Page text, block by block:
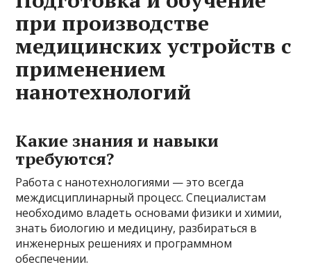
при производстве
медицинских устройств с
применением
нанотехнологий
Какие знания и навыки
требуются?
Работа с нанотехнологиями — это всегда
междисциплинарный процесс. Специалистам
необходимо владеть основами физики и химии,
знать биологию и медицину, разбираться в
инженерных решениях и программном
обеспечении.